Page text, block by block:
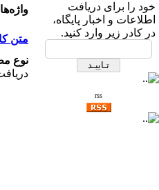
خود را برای دریافت
اطلاعات و اخبار پایگاه،
در کادر زیر وارد کنید.
rss
متن
نوع
دریافت: 1396/4/19 | پذیرش: 1397/4/4 |